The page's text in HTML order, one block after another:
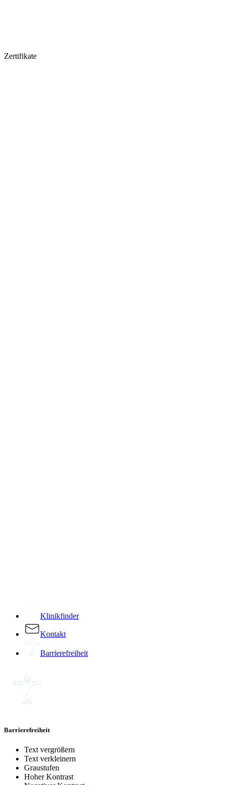
Zertifikate
Klinikfinder
Kontakt
Barrierefreiheit
Barrierefreiheit
Text vergrößern
Text verkleinern
Graustufen
Hoher Kontrast